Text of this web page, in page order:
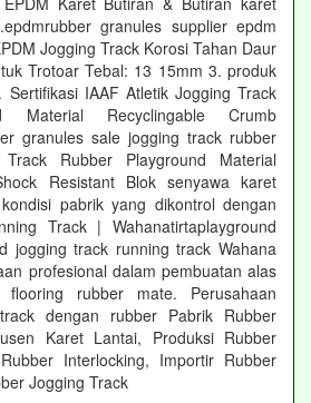
granules supplier epdm
Jogging Track Korosi Tahan Daur
Trotoar Tebal: 13 15mm 3. produk
IAAF Atletik Jogging Track
Material Recyclingable Crumb
granules sale jogging track rubber
Rubber Playground Material
Resistant Blok senyawa karet
pabrik yang dikontrol dengan
Track | Wahanatirtaplayground
jogging track running track Wahana
profesional dalam pembuatan alas
rubber mate. Perusahaan
dengan rubber Pabrik Rubber
Karet Lantai, Produksi Rubber
Interlocking, Importir Rubber
Jogging Track